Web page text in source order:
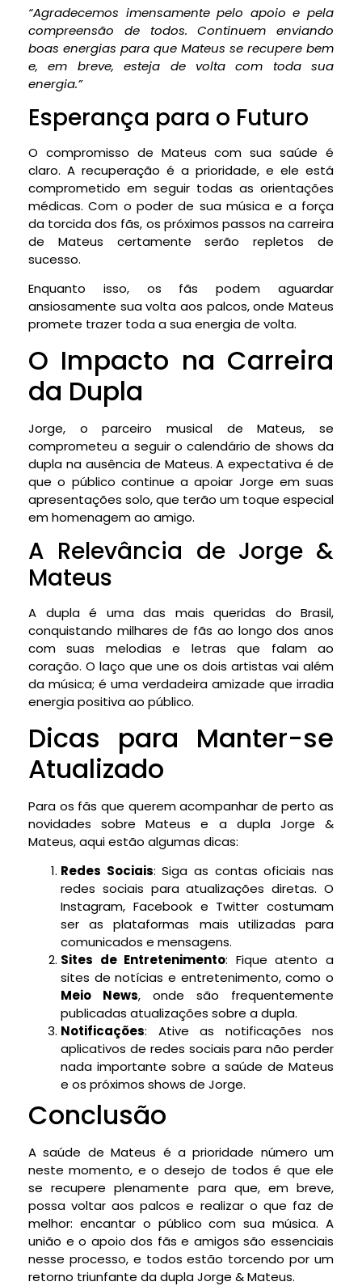
“Agradecemos imensamente pelo apoio e pela
compreensão de todos. Continuem enviando
boas energias para que Mateus se recupere bem
e, em breve, esteja de volta com toda sua
energia.”
Esperança para o Futuro
O compromisso de Mateus com sua saúde é
claro. A recuperação é a prioridade, e ele está
comprometido em seguir todas as orientações
médicas. Com o poder de sua música e a força
da torcida dos fãs, os próximos passos na carreira
de Mateus certamente serão repletos de
sucesso.
Enquanto isso, os fãs podem aguardar
ansiosamente sua volta aos palcos, onde Mateus
promete trazer toda a sua energia de volta.
O Impacto na Carreira
da Dupla
Jorge, o parceiro musical de Mateus, se
comprometeu a seguir o calendário de shows da
dupla na ausência de Mateus. A expectativa é de
que o público continue a apoiar Jorge em suas
apresentações solo, que terão um toque especial
em homenagem ao amigo.
A Relevância de Jorge &
Mateus
A dupla é uma das mais queridas do Brasil,
conquistando milhares de fãs ao longo dos anos
com suas melodias e letras que falam ao
coração. O laço que une os dois artistas vai além
da música; é uma verdadeira amizade que irradia
energia positiva ao público.
Dicas para Manter-se
Atualizado
Para os fãs que querem acompanhar de perto as
novidades sobre Mateus e a dupla Jorge &
Mateus, aqui estão algumas dicas:
Redes Sociais: Siga as contas oficiais nas
redes sociais para atualizações diretas. O
Instagram, Facebook e Twitter costumam
ser as plataformas mais utilizadas para
comunicados e mensagens.
Sites de Entretenimento: Fique atento a
sites de notícias e entretenimento, como o
Meio News, onde são frequentemente
publicadas atualizações sobre a dupla.
Notificações: Ative as notificações nos
aplicativos de redes sociais para não perder
nada importante sobre a saúde de Mateus
e os próximos shows de Jorge.
Conclusão
A saúde de Mateus é a prioridade número um
neste momento, e o desejo de todos é que ele
se recupere plenamente para que, em breve,
possa voltar aos palcos e realizar o que faz de
melhor: encantar o público com sua música. A
união e o apoio dos fãs e amigos são essenciais
nesse processo, e todos estão torcendo por um
retorno triunfante da dupla Jorge & Mateus.